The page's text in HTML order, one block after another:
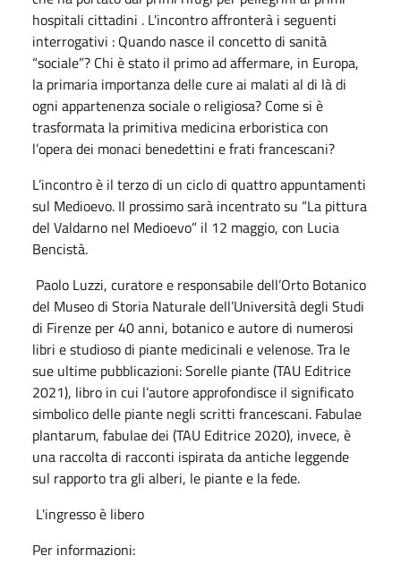
hospitali cittadini . L'incontro affronterà i seguenti
interrogativi : Quando nasce il concetto di sanità
“sociale”? Chi è stato il primo ad affermare, in Europa,
la primaria importanza delle cure ai malati al di là di
ogni appartenenza sociale o religiosa? Come si è
trasformata la primitiva medicina erboristica con
l’opera dei monaci benedettini e frati francescani?
L’incontro è il terzo di un ciclo di quattro appuntamenti
sul Medioevo. Il prossimo sarà incentrato su “La pittura
del Valdarno nel Medioevo” il 12 maggio, con Lucia
Bencistà.
Paolo Luzzi, curatore e responsabile dell’Orto Botanico
del Museo di Storia Naturale dell’Università degli Studi
di Firenze per 40 anni, botanico e autore di numerosi
libri e studioso di piante medicinali e velenose. Tra le
sue ultime pubblicazioni: Sorelle piante (TAU Editrice
2021), libro in cui l’autore approfondisce il significato
simbolico delle piante negli scritti francescani. Fabulae
plantarum, fabulae dei (TAU Editrice 2020), invece, è
una raccolta di racconti ispirata da antiche leggende
sul rapporto tra gli alberi, le piante e la fede.
L'ingresso è libero
Per informazioni: